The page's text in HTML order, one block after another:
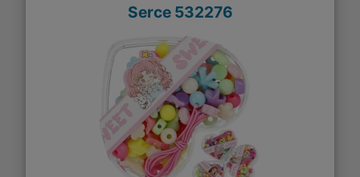
Serce 532276